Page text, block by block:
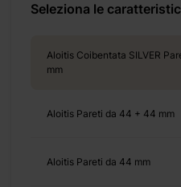
Seleziona le
Aloitis Coibentata SILVER
mm
Aloitis Pareti da 44 + 44 mm
Aloitis Pareti da 44 mm
+ 69 €
+ 465 €